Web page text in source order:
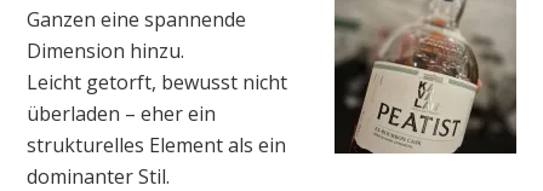
Ganzen eine spannende
Dimension hinzu.
Leicht getorft, bewusst nicht
überladen – eher ein
strukturelles Element als ein
dominanter Stil.